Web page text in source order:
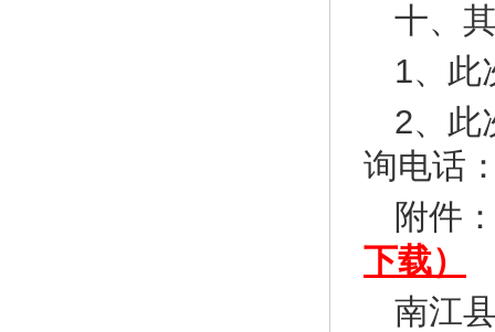
十、
1、此
2、此
询电话
附件
下载）
南江